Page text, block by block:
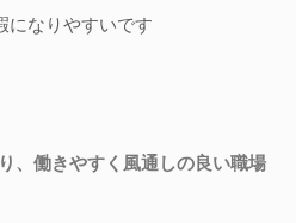
になりやすいです
、働きやすく風通しの良い職場